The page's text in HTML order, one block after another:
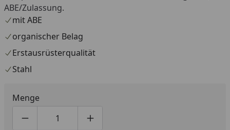
ABE/Zulassung.
mit ABE
organischer Belag
Erstausrüsterqualität
Stahl
Menge
Produktmenge um eins verringern
Produktmenge manuell eingeben
Produktmenge um eins erhöhen